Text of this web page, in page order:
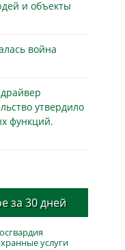
и объекты
война
утвердило
функций.
за 30 дней
услуги